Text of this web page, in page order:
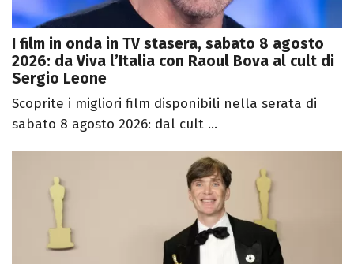
I film in onda in TV stasera, sabato 8 agosto
2026: da Viva l’Italia con Raoul Bova al cult di
Sergio Leone
Scoprite i migliori film disponibili nella serata di
sabato 8 agosto 2026: dal cult ...